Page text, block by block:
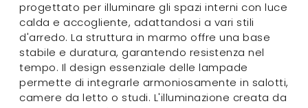
progettato per illuminare gli spazi interni con luce
calda e accogliente, adattandosi a vari stili
d'arredo. La struttura in marmo offre una base
stabile e duratura, garantendo resistenza nel
tempo. Il design essenziale delle lampade
permette di integrarle armoniosamente in salotti,
camere da letto o studi. L'illuminazione creata da